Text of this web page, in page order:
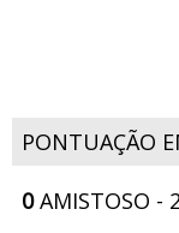
PONTUAÇÃO
0AMISTOSO -